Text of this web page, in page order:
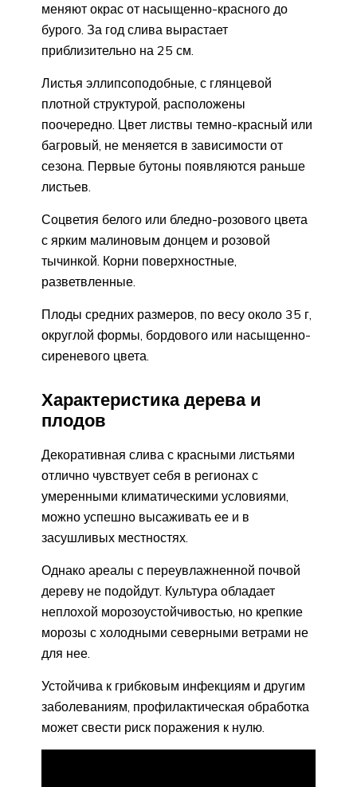
меняют окрас от насыщенно-красного до
бурого. За год слива вырастает
приблизительно на 25 см.
Листья эллипсоподобные, с глянцевой
плотной структурой, расположены
поочередно. Цвет листвы темно-красный или
багровый, не меняется в зависимости от
сезона. Первые бутоны появляются раньше
листьев.
Соцветия белого или бледно-розового цвета
с ярким малиновым донцем и розовой
тычинкой. Корни поверхностные,
разветвленные.
Плоды средних размеров, по весу около 35 г,
округлой формы, бордового или насыщенно-
сиреневого цвета.
Характеристика дерева и
плодов
Декоративная слива с красными листьями
отлично чувствует себя в регионах с
умеренными климатическими условиями,
можно успешно высаживать ее и в
засушливых местностях.
Однако ареалы с переувлажненной почвой
дереву не подойдут. Культура обладает
неплохой морозоустойчивостью, но крепкие
морозы с холодными северными ветрами не
для нее.
Устойчива к грибковым инфекциям и другим
заболеваниям, профилактическая обработка
может свести риск поражения к нулю.